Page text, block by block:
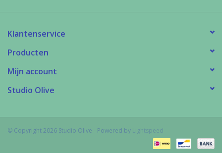
Klantenservice
Producten
Mijn account
Studio Olive
© Copyright 2026 Studio Olive - Powered by Lightspeed